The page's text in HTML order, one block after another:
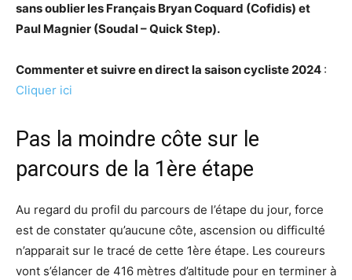
sans oublier les Français Bryan Coquard (Cofidis) et
Paul Magnier (Soudal – Quick Step).
Commenter et suivre en direct la saison cycliste 2024 :
Cliquer ici
Pas la moindre côte sur le
parcours de la 1ère étape
Au regard du profil du parcours de l’étape du jour, force
est de constater qu’aucune côte, ascension ou difficulté
n’apparait sur le tracé de cette 1ère étape. Les coureurs
vont s’élancer de 416 mètres d’altitude pour en terminer à